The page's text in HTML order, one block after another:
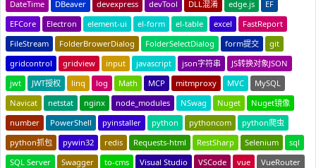
DateTime
DBeaver devexpress devTool DLL混淆 edge.js
EF
EFCore
Electron element-ui el-form el-table excel
FastReport
FileStream
FolderBrowerDialog FolderSelectDialog form提交
git
gridcontrol
gridview input javascript json字符串
JS转换对象JSON
jwt
JWT授权 linq log Math MCP mitmproxy MVC
MySQL
Navicat
netstat nginx node_modules NSwag Nuget
Nuget镜像
number
PowerShell pyinstaller python pythoncom
python爬虫
python抓包
pywin32 redis Requests-html RestSharp Selenium
sql
SQL Server
Swagger to-cms Visual Studio VSCode vue
VueRouter